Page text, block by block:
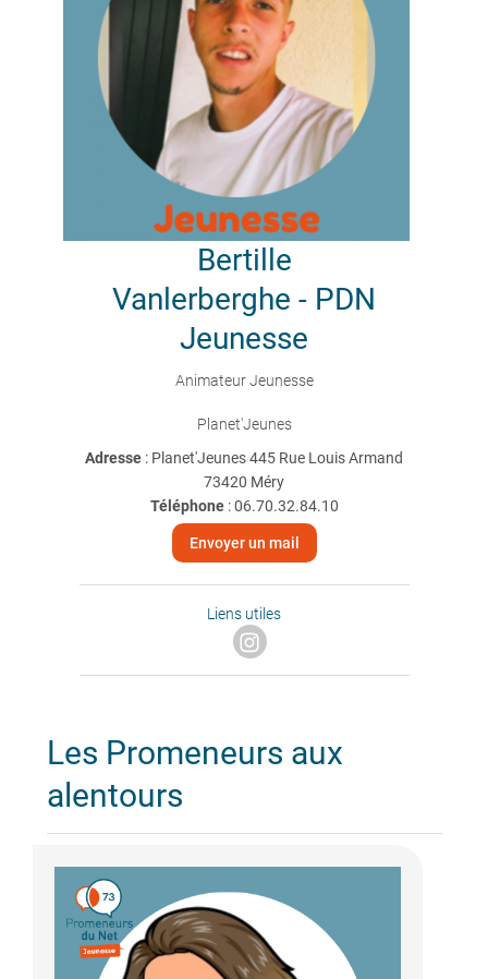
Bertille
Vanlerberghe - PDN
Jeunesse
Animateur Jeunesse
Planet'Jeunes
Adresse : Planet'Jeunes 445 Rue Louis Armand
73420 Méry
Téléphone:06.70.32.84.10
Envoyer un mail
Liens utiles
Les Promeneurs aux
alentours